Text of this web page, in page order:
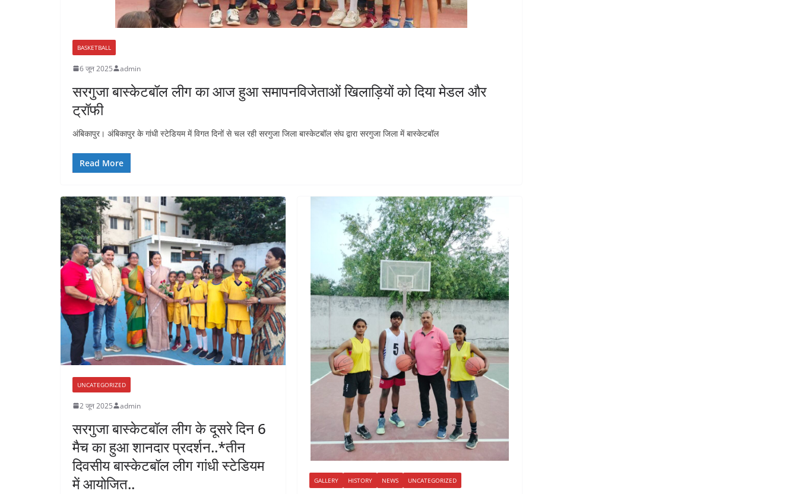
BASKETBALL
6 जून 2025 admin
सरगुजा बास्केटबॉल लीग का आज हुआ समापनविजेताओं खिलाड़ियों को दिया मेडल और
ट्रॉफी
अंबिकापुर। अंबिकापुर के गांधी स्टेडियम में विगत दिनों से चल रही सरगुजा जिला बास्केटबॉल संघ द्वारा सरगुजा जिला में बास्केटबॉल
Read More
UNCATEGORIZED
2 जून 2025 admin
सरगुजा बास्केटबॉल लीग के दूसरे दिन 6
मैच का हुआ शानदार प्रदर्शन..*तीन
दिवसीय बास्केटबॉल लीग गांधी स्टेडियम
में आयोजित..
GALLERY HISTORY NEWS UNCATEGORIZED